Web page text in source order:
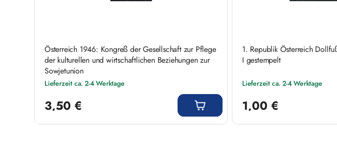
Österreich 1946: Kongreß der Gesellschaft zur Pflege
der kulturellen und wirtschaftlichen Beziehungen zur
Sowjetunion
Lieferzeit ca. 2-4 Werktage
3,50 €
1. Republik Österreich
I gestempelt
Lieferzeit ca. 2-4 Werktage
1,00 €